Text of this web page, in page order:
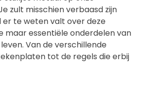
zult misschien verbaasd zijn
er te weten valt over deze
maar essentiële onderdelen van
Van de verschillende
tot de regels die erbij